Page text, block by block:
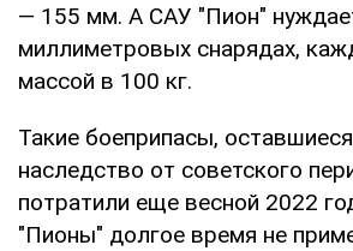
— 155 мм. А САУ "Пион"
миллиметровых снарядах,
массой в 100 кг.
Такие боеприпасы,
наследство от советского
потратили еще весной 2022
"Пионы" долгое время не